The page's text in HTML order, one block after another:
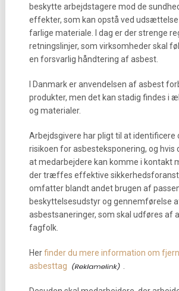
beskytte arbejdstagere mod de
effekter, som kan opstå ved
farlige materiale. I dag er der strenge
retningslinjer, som virksomheder skal
en forsvarlig håndtering af asbest.
I Danmark er anvendelsen af asbest
produkter, men det kan stadig findes i
og materialer.
Arbejdsgivere har pligt til at identificere
risikoen for asbesteksponering, og hvis
at medarbejdere kan komme i kontakt
der træffes effektive
omfatter blandt andet brugen af
beskyttelsesudstyr og gennemførelse
asbestsaneringer, som skal udføres af
fagfolk.
Herfinder du mere information om
asbesttag